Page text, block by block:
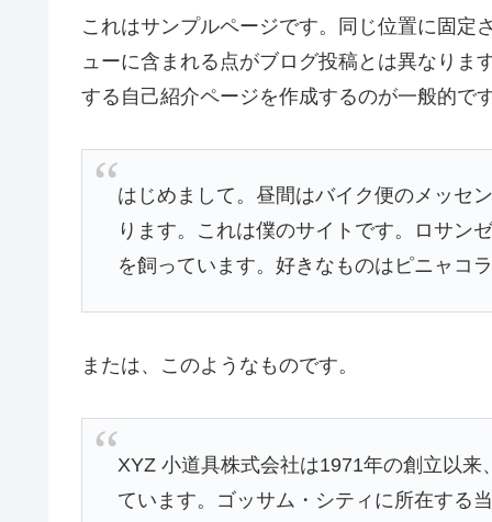
これはサンプルページです。同じ位置に固定
ューに含まれる点がブログ投稿とは異なり
する自己紹介ページを作成するのが一般的で
はじめまして。昼間はバイク便のメッセ
ります。これは僕のサイトです。ロサン
を飼っています。好きなものはピニャコ
または、このようなものです。
XYZ 小道具株式会社は1971年の創立以
ています。ゴッサム・シティに所在する